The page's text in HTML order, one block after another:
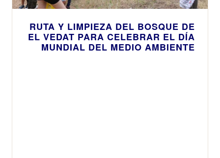
RUTA Y LIMPIEZA DEL BOSQUE DE
EL VEDAT PARA CELEBRAR EL DÍA
MUNDIAL DEL MEDIO AMBIENTE